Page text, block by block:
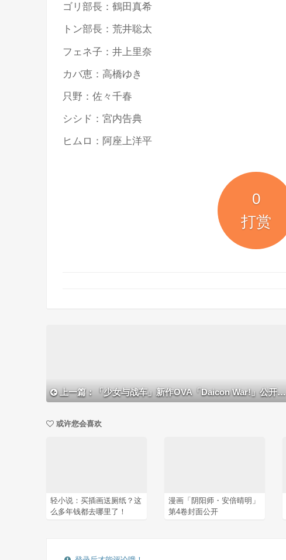
ゴリ部長：鶴田真希
トン部長：荒井聡太
フェネ子：井上里奈
カバ恵：高橋ゆき
只野：佐々千春
シシド：宮内告典
ヒムロ：阿座上洋平
0
打赏
上一篇：「少女与战车」新作OVA「Daicon War!」公开最新人设图与剧照
或许您会喜欢
轻小说：买插画送厕纸？这
么多年钱都去哪里了！
漫画「阴阳师・安倍晴明」
第4卷封面公开